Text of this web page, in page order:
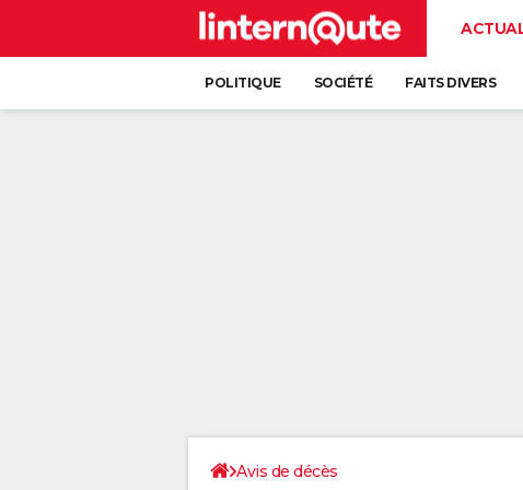
POLITIQUE SOCIÉTÉ FAITS DIVERS
Avis de décès